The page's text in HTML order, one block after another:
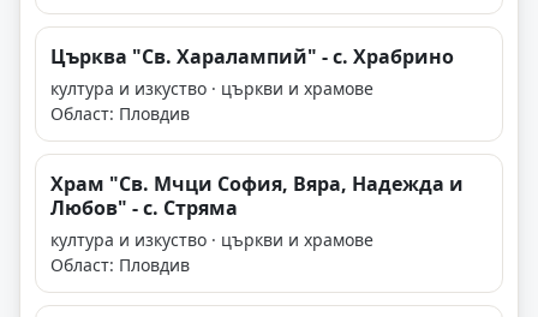
Църква "Св. Харалампий" - с. Храбрино
култура и изкуство · църкви и храмове
Област: Пловдив
Храм "Св. Мчци София, Вяра, Надежда и
Любов" - с. Стряма
култура и изкуство · църкви и храмове
Област: Пловдив